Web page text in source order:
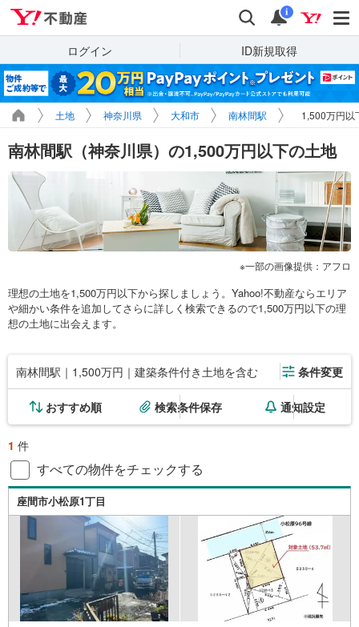
検索 通知
i
ログイン ID新規取得
土地 神奈川県 大和市 南林間駅 1,500万円以
南林間駅（神奈川県）の1,500万円以下の土地
一部の画像提供：アフロ
理想の土地を1,500万円以下から探しましょう。Yahoo!不動産ならエリア
や細かい条件を追加してさらに詳しく検索できるので1,500万円以下の理
想の土地に出会えます。
南林間駅｜1,500万円｜建築条件付き土地を含む 条件変更
おすすめ順 検索条件保存 通知設定
1 件
すべての物件をチェックする
座間市小松原1丁目